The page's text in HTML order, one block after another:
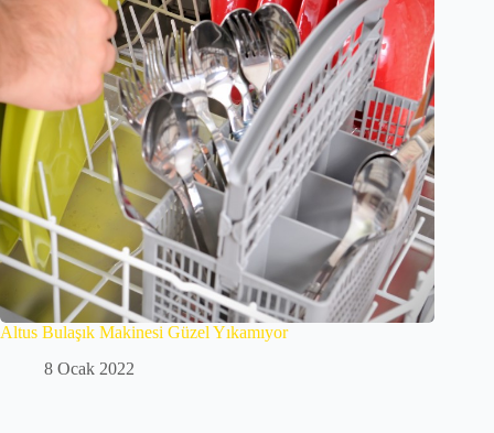
Altus Bulaşık Makinesi Güzel Yıkamıyor
8 Ocak 2022